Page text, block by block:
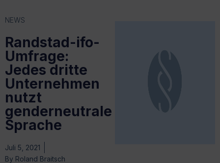
NEWS
Randstad-ifo-
Umfrage:
Jedes dritte
Unternehmen
nutzt
genderneutrale
Sprache
Juli 5, 2021
By Roland Braitsch